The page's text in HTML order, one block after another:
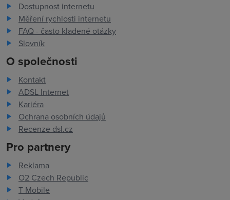
Dostupnost internetu
Měření rychlosti internetu
FAQ - často kladené otázky
Slovník
O společnosti
Kontakt
ADSL Internet
Kariéra
Ochrana osobních údajů
Recenze dsl.cz
Pro partnery
Reklama
O2 Czech Republic
T-Mobile